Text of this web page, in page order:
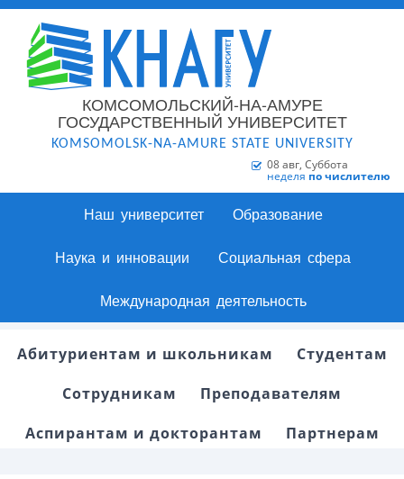
КОМСОМОЛЬСКИЙ-НА-АМУРЕ
ГОСУДАРСТВЕННЫЙ УНИВЕРСИТЕТ
KOMSOMOLSK-NA-AMURE STATE UNIVERSITY
08 авг, Суббота
неделя по числителю
Наш университет Образование
Наука и инновации Социальная сфера
Международная деятельность
Абитуриентам и школьникам
Студентам
Сотрудникам
Преподавателям
Аспирантам и докторантам
Партнерам